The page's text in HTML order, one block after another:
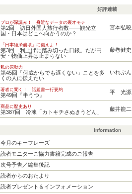
好評連載
プロが深読み！ 身近なデータの裏オモテ
第2回 訪日外国人旅行者数――観光立
国・日本はどこへ向かうのか？
宮本弘曉
「日本経済崩壊」に備えよ！
第3回 利上げに踏み切った日銀。だが円
安・物価上昇は止まらない
藤巻健史
私の原動力
第45回「何歳からでも遅くない」ことを多
くの人に伝えたい
いれぶん
著者に聞く！ 話題書一行要約
第49回『半うつ』 平 光源
商品に歴史あり
第387回 冷凍「カトキチさぬきうどん」 藤井龍二
Information
今月のキーフレーズ
読者モニターご協力書籍完成のご報告
次号予告／編集後記
読者からのおたより
読者プレゼント＆インフォメーション